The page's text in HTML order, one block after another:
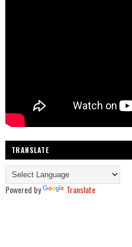
TRANSLATE
Powered by Translate